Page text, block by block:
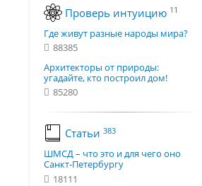
Проверь интуицию 11
Где живут разные народы мира?
88385
Архитекторы от природы:
угадайте, кто построил дом!
85280
Статьи 383
ШМСД – что это и для чего оно
Санкт-Петербургу
18111